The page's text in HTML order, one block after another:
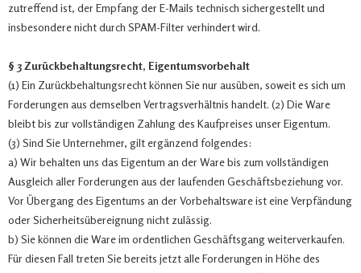
zutreffend ist, der Empfang der E-Mails technisch sichergestellt und
insbesondere nicht durch SPAM-Filter verhindert wird.
§ 3 Zurückbehaltungsrecht, Eigentumsvorbehalt
(1) Ein Zurückbehaltungsrecht können Sie nur ausüben, soweit es sich um
Forderungen aus demselben Vertragsverhältnis handelt. (2) Die Ware
bleibt bis zur vollständigen Zahlung des Kaufpreises unser Eigentum.
(3) Sind Sie Unternehmer, gilt ergänzend folgendes:
a) Wir behalten uns das Eigentum an der Ware bis zum vollständigen
Ausgleich aller Forderungen aus der laufenden Geschäftsbeziehung vor.
Vor Übergang des Eigentums an der Vorbehaltsware ist eine Verpfändung
oder Sicherheitsübereignung nicht zulässig.
b) Sie können die Ware im ordentlichen Geschäftsgang weiterverkaufen.
Für diesen Fall treten Sie bereits jetzt alle Forderungen in Höhe des